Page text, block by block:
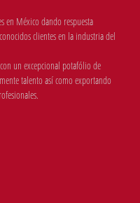
en México dando respuesta
clientes en la industria del
un excepcional potafólio de
talento así como exportando